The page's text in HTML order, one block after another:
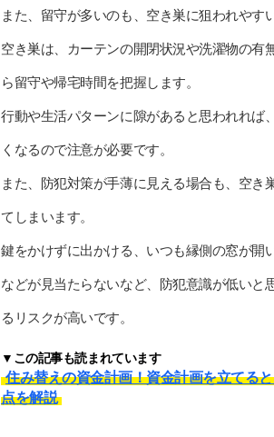
また、留守が多いのも、空き巣に狙われやす
空き巣は、カーテンの開閉状況や洗濯物の有
ら留守や帰宅時間を把握します。
行動や生活パターンに隙があると思われれば
くなるので注意が必要です。
また、防犯対策が手薄に見える場合も、空き
てしまいます。
鍵をかけずに出かける、いつも縁側の窓が開
などが見当たらないなど、防犯意識が低いと
るリスクが高いです。
▼この記事も読まれています
住み替えの資金計画！資金計画を立てる
点を解説